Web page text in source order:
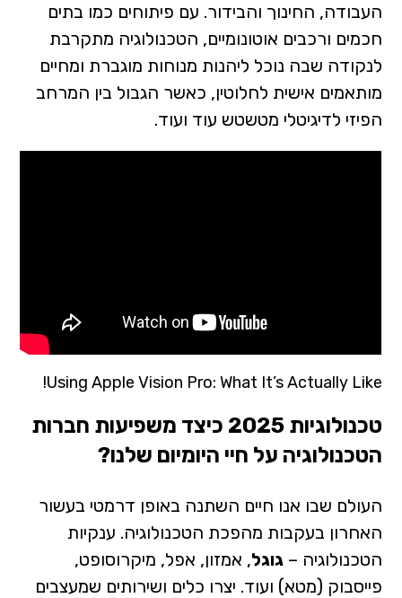
העבודה, החינוך והבידור. עם פיתוחים כמו בתים
חכמים ורכבים אוטונומיים, הטכנולוגיה מתקרבת
לנקודה שבה נוכל ליהנות מנוחות מוגברת ומחיים
מותאמים אישית לחלוטין, כאשר הגבול בין המרחב
הפיזי לדיגיטלי מטשטש עוד ועוד.
Using Apple Vision Pro: What It’s Actually Like!
טכנולוגיות 2025 כיצד משפיעות חברות
הטכנולוגיה על חיי היומיום שלנו?
העולם שבו אנו חיים השתנה באופן דרמטי בעשור
האחרון בעקבות מהפכת הטכנולוגיה. ענקיות
הטכנולוגיה –גוגל, אמזון, אפל, מיקרוסופט,
פייסבוק (מטא) ועוד. יצרו כלים ושירותים שמעצבים